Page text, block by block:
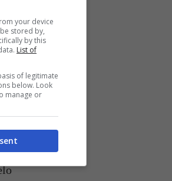
fuoco
di
your device
stored by,
by this
List of
of legitimate
below. Look
manage or